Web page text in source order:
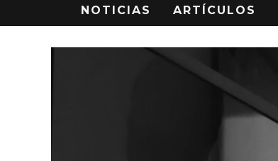
NOTICIAS ARTÍCULOS